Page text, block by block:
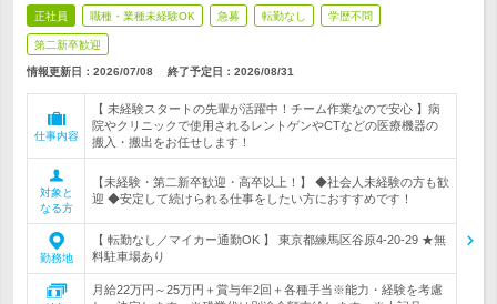
正社員 職種・業種未経験OK 急募 転勤なし 学歴不問
第二新卒歓迎
情報更新日：2026/07/08 終了予定日： 2026/08/31
仕事内容
【 未経験スタートの先輩が活躍中！チーム作業なので安心 】病
院やクリニックで使用されるレントゲンやCTなどの医療機器の
搬入・搬出をお任せします！
対象と
なる方
【未経験・第二新卒歓迎・高卒以上！】 ◆社会人未経験の方も歓
迎 ◆安定して続けられる仕事をしたい方におすすめです！
勤務地
【 転勤なし／マイカー通勤OK 】 東京都練馬区谷原4-20-29 ★無
料駐車場あり
月給22万円～25万円＋賞与年2回＋各種手当※能力・経験を考慮